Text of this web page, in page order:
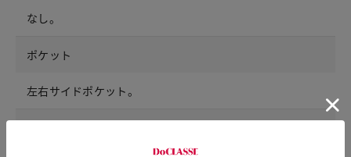
なし。
ポケット
左右サイドポケット。